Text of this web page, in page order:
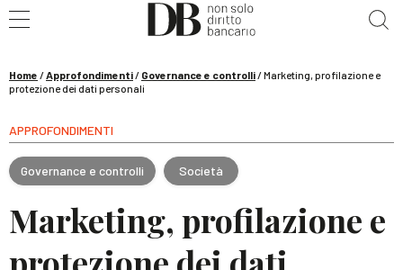
WEBINAR / 17 settembre
La governance dell’Intelligenza Artificiale
Home /Approfondimenti/ Governance e controlli/Marketing, profilazione e
protezione dei dati personali
APPROFONDIMENTI
Governance e controlli Società
Marketing, profilazione e